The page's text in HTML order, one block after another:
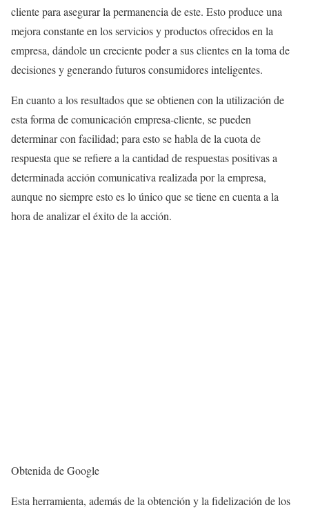
cliente para asegurar la permanencia de este. Esto produce una
mejora constante en los servicios y productos ofrecidos en la
empresa, dándole un creciente poder a sus clientes en la toma de
decisiones y generando futuros consumidores inteligentes.
En cuanto a los resultados que se obtienen con la utilización de
esta forma de comunicación empresa-cliente, se pueden
determinar con facilidad; para esto se habla de la cuota de
respuesta que se refiere a la cantidad de respuestas positivas a
determinada acción comunicativa realizada por la empresa,
aunque no siempre esto es lo único que se tiene en cuenta a la
hora de analizar el éxito de la acción.
Obtenida de Google
Esta herramienta, además de la obtención y la fidelización de los